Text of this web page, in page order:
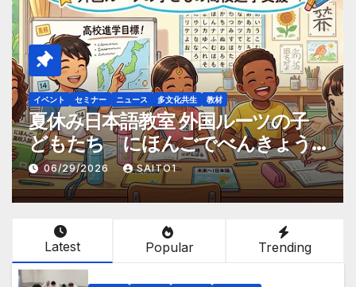
VIDEO MOVIE イベント セミナー ニュース メディア掲載
交流事業
多文化共生
教材
Youtube 堀井恵子先生講演「日本
語カウンセラーの実践」動画まとめ
ました。
06/24/2026 SAITO1
Latest Popular Trending